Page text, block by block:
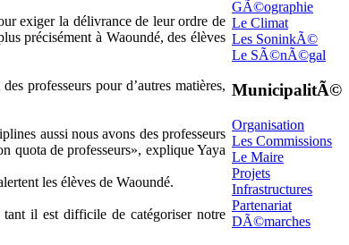
exiger la délivrance de leur ordre de
précisément à Waoundé, des élèves
professeurs pour d’autres matières,
aussi nous avons des professeurs
quota de professeurs», explique Yaya
les élèves de Waoundé.
il est difficile de catégoriser notre
GÃ©ographie
Le Climat
Les SoninkÃ©
Le SÃ©nÃ©gal
MunicipalitÃ©
Organisation
Les Commissions
Le Maire
Projets
Infrastructures
Partenariat
DÃ©marches